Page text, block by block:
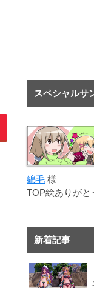
スペシャルサ
綿毛 様
TOP絵ありがと
新着記事